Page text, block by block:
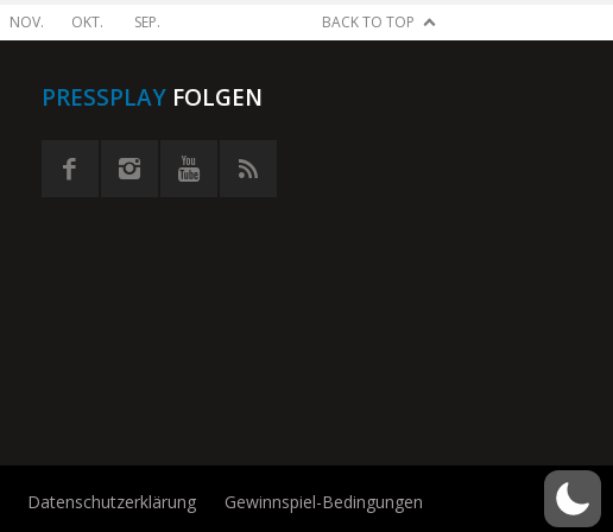
NOV. OKT. SEP. BACK TO TOP
PRESSPLAYFOLGEN
Datenschutzerklärung Gewinnspiel-Bedingungen